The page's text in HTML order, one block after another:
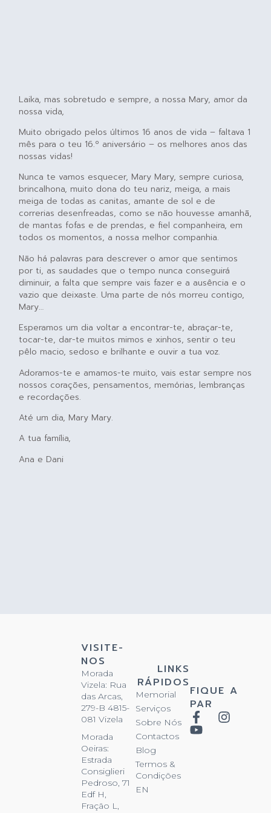
Laika, mas sobretudo e sempre, a nossa Mary, amor da
nossa vida,
Muito obrigado pelos últimos 16 anos de vida – faltava 1
mês para o teu 16.º aniversário – os melhores anos das
nossas vidas!
Nunca te vamos esquecer, Mary Mary, sempre curiosa,
brincalhona, muito dona do teu nariz, meiga, a mais
meiga de todas as canitas, amante de sol e de
correrias desenfreadas, como se não houvesse amanhã,
de mantas fofas e de prendas, e fiel companheira, em
todos os momentos, a nossa melhor companhia.
Não há palavras para descrever o amor que sentimos
por ti, as saudades que o tempo nunca conseguirá
diminuir, a falta que sempre vais fazer e a ausência e o
vazio que deixaste. Uma parte de nós morreu contigo,
Mary…
Esperamos um dia voltar a encontrar-te, abraçar-te,
tocar-te, dar-te muitos mimos e xinhos, sentir o teu
pêlo macio, sedoso e brilhante e ouvir a tua voz.
Adoramos-te e amamos-te muito, vais estar sempre nos
nossos corações, pensamentos, memórias, lembranças
e recordações.
Até um dia, Mary Mary.
A tua família,
Ana e Dani
VISITE-
NOS
Morada
Vizela: Rua
das Arcas,
279-B 4815-
081 Vizela
Morada
Oeiras:
Estrada
Consiglieri
Pedroso, 71
Edf H,
Fração L,
LINKS
RÁPIDOS
Memorial
Serviços
Sobre Nós
Contactos
Blog
Termos &
Condições
EN
FIQUE A
PAR